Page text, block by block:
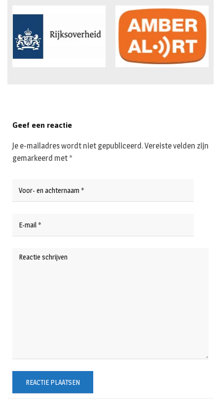
Geef een reactie
Je e-mailadres wordt niet gepubliceerd.Vereiste velden zijn
gemarkeerd met *